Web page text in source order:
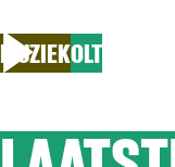
MUZIEKOLT